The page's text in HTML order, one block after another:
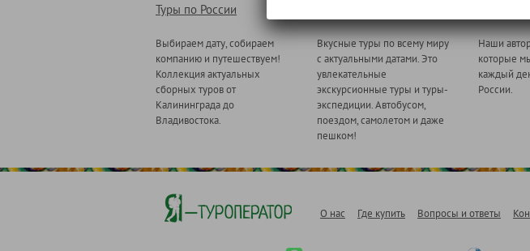
Туры по России
Выбираем дату, собираем
компанию и путешествуем!
Коллекция актуальных
сборных туров от
Калининграда до
Владивостока.
Вкусные туры по всему миру
с актуальными датами. Это
увлекательные
экскурсионные туры и туры-
экспедиции. Автобусом,
поездом, самолетом и даже
пешком!
Наши
которые
каждый
России.
О нас Где купить Вопросы и ответы